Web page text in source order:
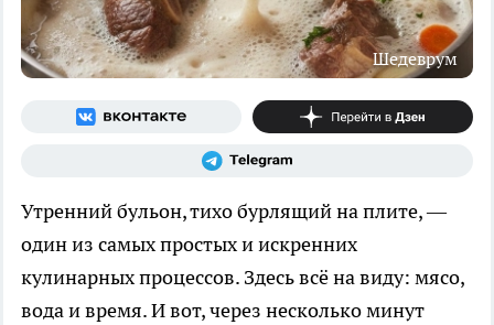
Шедеврум
Утренний бульон, тихо бурлящий на плите, —
один из самых простых и искренних
кулинарных процессов. Здесь всё на виду: мясо,
вода и время. И вот, через несколько минут